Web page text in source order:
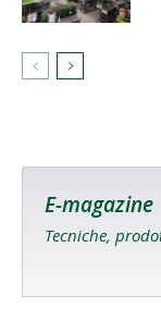
E-magazine
Tecniche,